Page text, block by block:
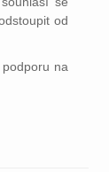
od
na